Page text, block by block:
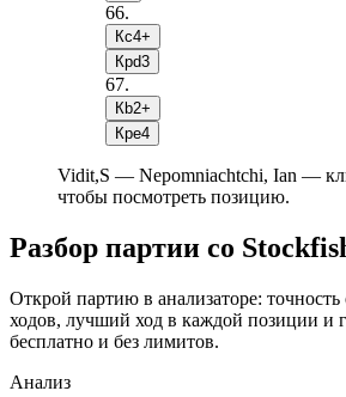
66.
Кc4+
Крd3
67.
Кb2+
Крe4
Vidit,S — Nepomniachtchi, Ian —
чтобы посмотреть позицию.
Разбор партии со
Открой партию в анализаторе:
ходов, лучший ход в каждой позиции и
бесплатно и без лимитов.
Анализ